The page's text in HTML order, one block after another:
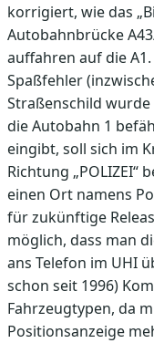
korrigiert, wie das
Autobahnbrücke
auffahren auf die
Spaßfehler
Straßenschild wurde
die Autobahn 1
eingibt, soll sich im
Richtung „POLIZEI“
einen Ort namens
für zukünftige
möglich, dass man
ans Telefon im UHI
schon seit 1996)
Fahrzeugtypen, da
Positionsanzeige